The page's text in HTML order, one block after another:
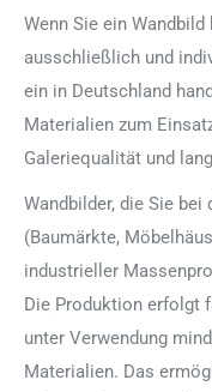
Wenn Sie ein
ausschließlich und
ein in Deutschland
Materialien zum
Galeriequalität und
Wandbilder, die Sie
(Baumärkte,
industrieller
Die Produktion erfolgt
unter Verwendung
Materialien. Das